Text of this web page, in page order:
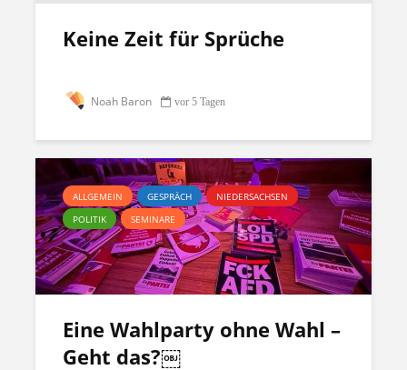
Keine Zeit für Sprüche
Noah Baron vor 5 Tagen
ALLGEMEIN GESPRÄCH
NIEDERSACHSEN
POLITIK
SEMINARE
Eine Wahlparty ohne Wahl –
Geht das?￼